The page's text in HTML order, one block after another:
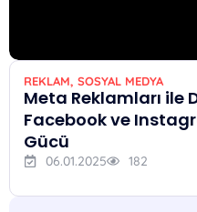
REKLAM, SOSYAL MEDYA
Meta Reklamları ile
Facebook ve
Gücü
06.01.2025 182